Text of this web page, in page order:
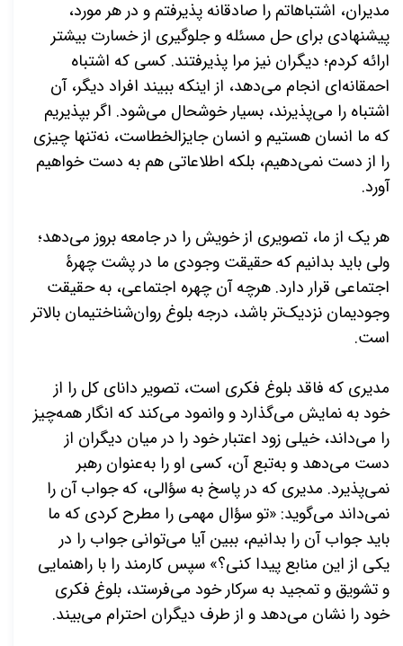
مدیران، اشتباهاتم را صادقانه پذیرفتم و در هر مورد،
پیشنهادی برای حل مسئله و جلوگیری از خسارت بیشتر
ارائه کردم؛ دیگران نیز مرا پذیرفتند. کسی که اشتباه
احمقانه‌ای انجام می‌دهد، از اینکه ببیند افراد دیگر، آن
اشتباه را می‌پذیرند، بسیار خوشحال می‌شود. اگر بپذیریم
که ما انسان هستیم و انسان جایزالخطاست، نه‌تنها چیزی
را از دست نمی‌دهیم، بلکه اطلاعاتی هم به دست خواهیم
آورد.
هر یک از ما، تصویری از خویش را در جامعه بروز می‌دهد؛
ولی باید بدانیم که حقیقت وجودی ما در پشت چهرۀ
اجتماعی قرار دارد. هرچه آن چهره اجتماعی، به حقیقت
وجودیمان نزدیک‌تر باشد، درجه بلوغ روان‌شناختیمان بالاتر
است.
مدیری که فاقد بلوغ فکری است، تصویر دانای کل را از
خود به نمایش می‌گذارد و وانمود می‌کند که انگار همه‌چیز
را می‌داند، خیلی زود اعتبار خود را در میان دیگران از
دست می‌دهد و به‌تبع آن، کسی او را به‌عنوان رهبر
نمی‌پذیرد. مدیری که در پاسخ به سؤالی، که جواب آن را
نمی‌داند می‌گوید: «تو سؤال مهمی را مطرح کردی که ما
باید جواب آن را بدانیم، ببین آیا می‌توانی جواب را در
یکی از این منابع پیدا کنی؟» سپس کارمند را با راهنمایی
و تشویق و تمجید به سرکار خود می‌فرستد، بلوغ فکری
خود را نشان می‌دهد و از طرف دیگران احترام می‌بیند.